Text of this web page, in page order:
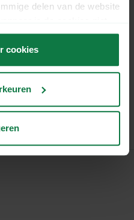
delen van de website
cookies